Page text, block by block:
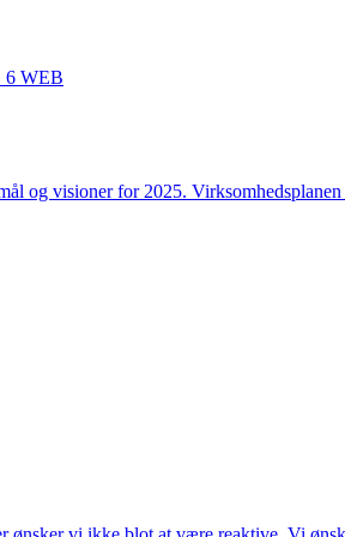
og visioner for 2025.